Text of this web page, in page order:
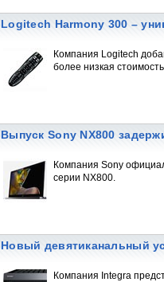
Logitech Harmony 300 –
Компания Logitech
более низкая
Выпуск Sony NX800
Компания Sony
серии NX800.
Новый девятиканальный
Компания Integra